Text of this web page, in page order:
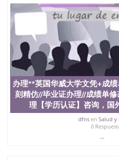
学历、新西兰学历认证等
551190476 圣何塞州立大学
University）圣何塞州立大学
University）圣何塞州立大学
University）圣何塞州立大学
University）圣何塞州立大学成
University）圣何塞州立大学
University）成绩单圣何塞州立
State University）圣何塞州立
University）圣何塞州立大学
University）圣何塞州立大学
University）圣何塞州立大学
University）圣何塞州立大学
University）圣何塞州立大学
University）文凭圣何塞州立
办理**英国华威大学文凭+成
刻精仿//毕业证办理//成绩单
理【学历认证】咨询，国
dfnsen Salud y
0
...